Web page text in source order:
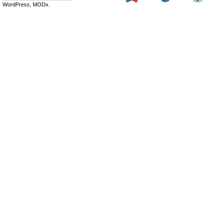
WordPress, MODx.